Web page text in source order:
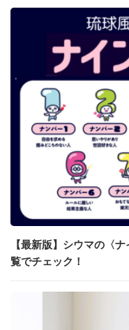
【最新版】シウマの〈
覧でチェック！